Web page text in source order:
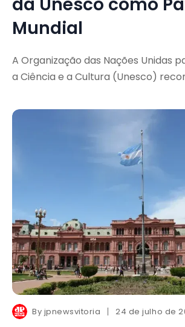
Mundial
A Organização das Nações Unidas
a Ciência e a Cultura (Unesco)
By jpnewsvitoria 24 de julho de